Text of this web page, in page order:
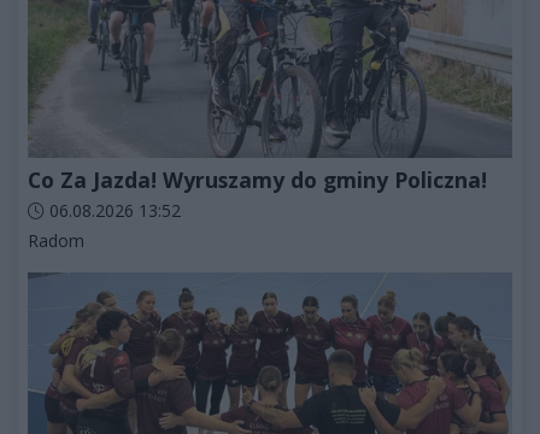
Co Za Jazda! Wyruszamy do gminy Policzna!
Data dodania artykułu:
06.08.2026 13:52
Kategorie artykułu:
Radom